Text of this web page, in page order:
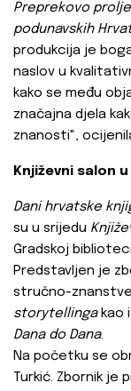
Preprekovo
podunavskih
produkcija je
naslov u
kako se među
značajna djela
znanosti",
Književni salon
Dani hrvatske
su u srijedu
Gradskoj biblioteci
Predstavljen je
stručno-
storytellingakao i
Dana do Dana.
Na početku se
Turkić. Zbornik je